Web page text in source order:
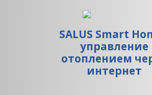
SALUS Smart
управление
отоплением
интернет